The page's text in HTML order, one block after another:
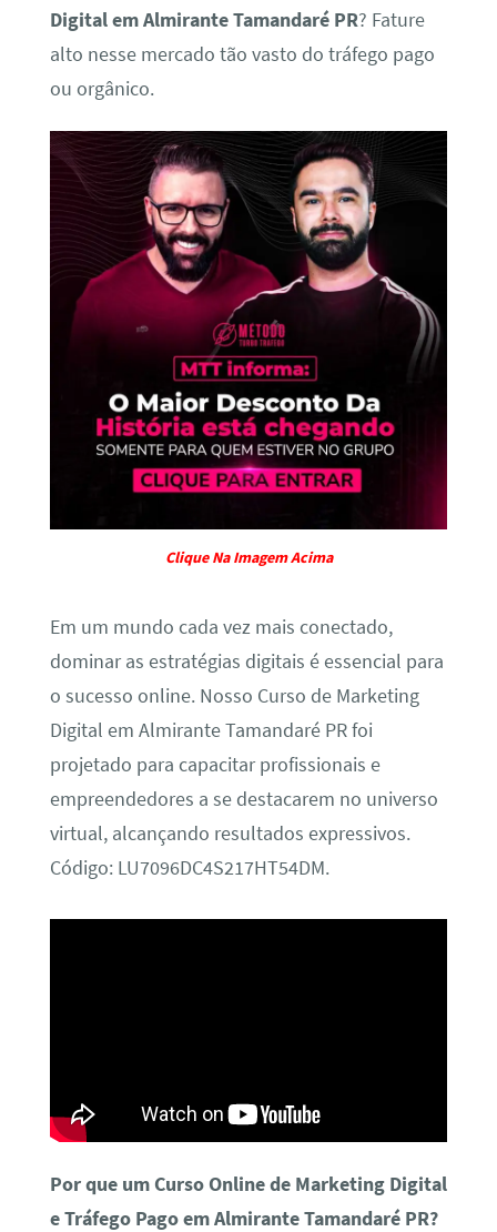
Digital em Almirante Tamandaré PR? Fature
alto nesse mercado tão vasto do tráfego pago
ou orgânico.
Clique Na Imagem Acima
Em um mundo cada vez mais conectado,
dominar as estratégias digitais é essencial para
o sucesso online. Nosso Curso de Marketing
Digital em Almirante Tamandaré PR foi
projetado para capacitar profissionais e
empreendedores a se destacarem no universo
virtual, alcançando resultados expressivos.
Código: LU7096DC4S217HT54DM.
Por que um Curso Online de Marketing Digital
e Tráfego Pago em Almirante Tamandaré PR?